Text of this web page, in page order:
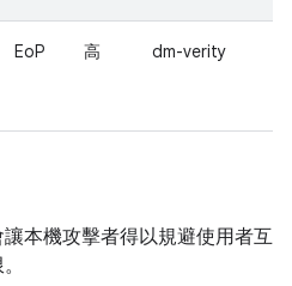
EoP 高 dm-verity
本機攻擊者得以規避使用者互